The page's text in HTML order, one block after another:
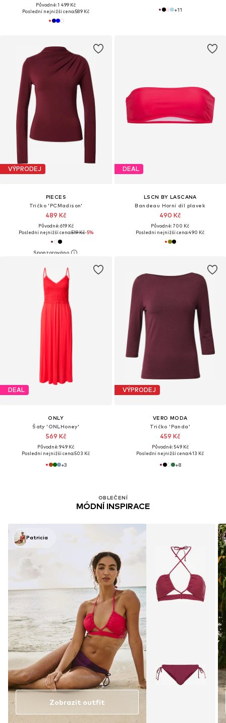
Původně: 1 499 Kč
Poslední nejnižší cena:589 Kč +11
VÝPRODEJ
PIECES
Tričko 'PCMadison'
489 Kč
Původně: 619 Kč
Poslední nejnižší cena:519 Kč-5%
DEAL
LSCN BY LASCANA
Bandeau Horní díl plavek
490 Kč
Původně: 700 Kč
Poslední nejnižší cena:490 Kč
DEAL
ONLY
Šaty 'ONLHoney'
569 Kč
Původně: 949 Kč
Poslední nejnižší cena:503 Kč
+3
VÝPRODEJ
VERO MODA
Tričko 'Panda'
459 Kč
Původně: 549 Kč
Poslední nejnižší cena:413 Kč
+8
OBLEČENÍ
MÓDNÍ INSPIRACE
Patricia
Zobrazit outfit